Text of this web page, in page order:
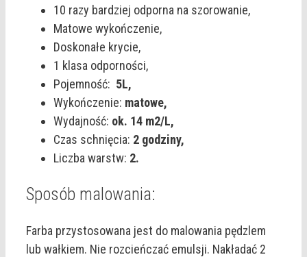
10 razy bardziej odporna na szorowanie,
Matowe wykończenie,
Doskonałe krycie,
1 klasa odporności,
Pojemność: 5L,
Wykończenie: matowe,
Wydajność: ok. 14 m2/L,
Czas schnięcia: 2 godziny,
Liczba warstw: 2.
Sposób malowania:
Farba przystosowana jest do malowania pędzlem
lub wałkiem. Nie rozcieńczać emulsji. Nakładać 2